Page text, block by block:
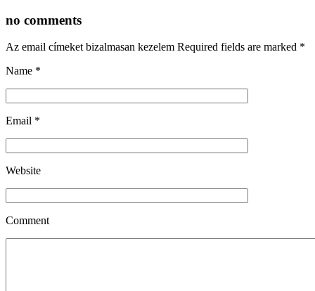
no comments
Az email címeket bizalmasan kezelem Required fields are marked *
Name *
Email *
Website
Comment